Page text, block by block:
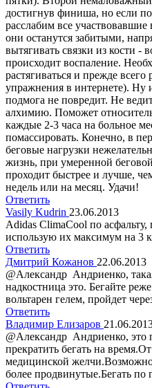
достигнув финиша, но если
расслабим все
они останутся забитыми,
вытягивать связки из кости -
происходит воспаление.
растягиваться и прежде
упражнения в интернете). Ну
подмога не повредит. Не
алхимию. Поможет
каждые 2-3 часа на больное
помассировать. Конечно, в
беговые нагрузки
жизнь, при умеренной
проходит быстрее и лучше,
недель или на месяц. Удачи!
Ответить
Vasily Kudrin 23.06.2013
Adidas ClimaCool по
использую их максимум на 3
Ответить
Дмитрий Кожанов 22.06.2013
@Александр Андриенко,
надкостница это. Бегайте
вольтарен гелем, пройдет
Ответить
Владимир Елизаров
@Александр Андриенко, это
прекратить бегать на
медицинской
более продвинутые.Бегать по